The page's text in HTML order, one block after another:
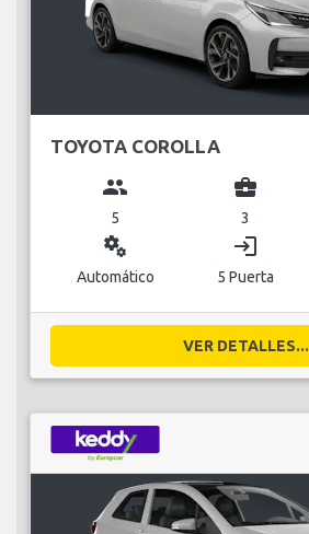
TOYOTA COROLLA
group
5
business_center
3
miscellaneous_services
Automático
login
5 Puerta
VER DETALLES...